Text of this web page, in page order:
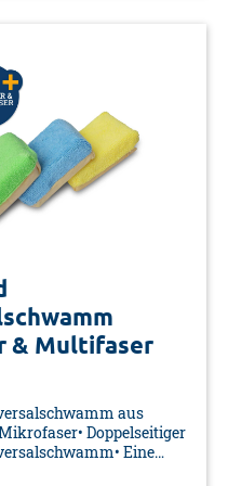
& Multifaser
aus
Doppelseitiger
Eine